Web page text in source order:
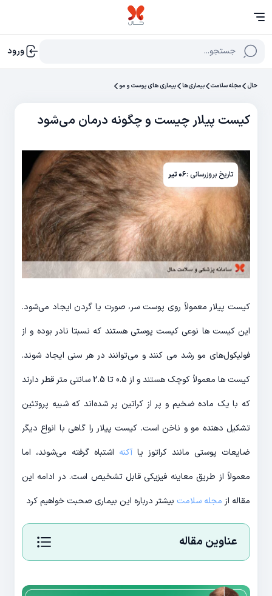
جستجو... ورود
حال مجله سلامت بیماری‌ها بیماری های پوست و مو
کیست پیلار چیست و چگونه درمان می‌شود
تاریخ بروزرسانی :۰۶ تیر
کیست پیلار معمولاً روی پوست سر، صورت یا گردن ایجاد می‌شود.
این کیست ها نوعی کیست پوستی هستند که نسبتا نادر بوده و از
فولیکول‌های مو رشد می کنند و می‌توانند در هر سنی ایجاد شوند.
کیست ها معمولاً کوچک هستند و از 0.5 تا 2.5 سانتی متر قطر دارند
که با یک ماده ضخیم و پر از کراتین پر شده‌اند که شبیه پروتئین
تشکیل دهنده مو و ناخن است. کیست پیلار را گاهی با انواع دیگر
ضایعات پوستی مانند کراتوز یا آکنه اشتباه گرفته می‌شوند، اما
معمولاً از طریق معاینه فیزیکی قابل تشخیص است. در ادامه این
مقاله از مجله سلامت بیشتر درباره این بیماری صحبت خواهیم کرد
عناوین مقاله